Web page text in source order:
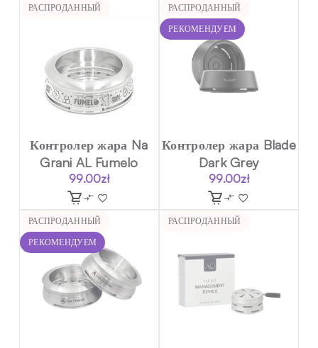
РАСПРОДАННЫЙ
Контролер жара Na
Grani AL Fumelo
99.00zł
РАСПРОДАННЫЙ
РЕКОМЕНДУЕМ
Контролер жара Blade
Dark Grey
99.00zł
РАСПРОДАННЫЙ
РЕКОМЕНДУЕМ
РАСПРОДАННЫЙ